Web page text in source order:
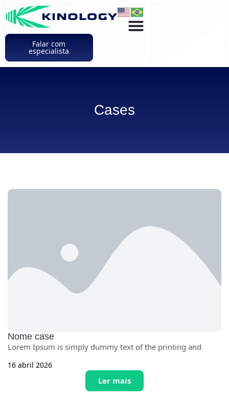
Falar com
especialista
Cases
Nome case
Lorem Ipsum is simply dummy text of the printing and
16 abril 2026
Ler mais